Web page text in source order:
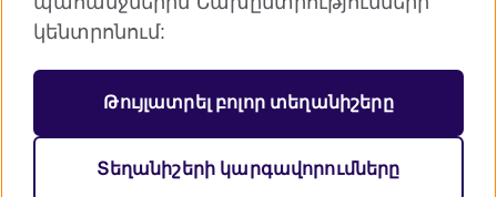
© 2026 British Council
Բրիտանական խորհուրդը ՄԹ միջազգային
հարաբերություններ և ստեղծում կրթական
հնարավորություններ:
(Շոտլանդիա)
կենտրոնում:
Թույլատրել բոլոր տեղանիշերը
Տեղանիշերի կարգավորումները